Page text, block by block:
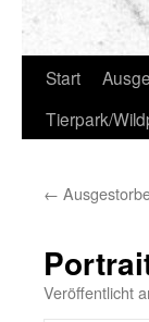
Start
Tierpark/
←
Veröffentlicht